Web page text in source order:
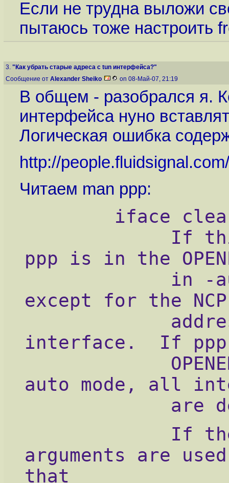
Если не трудна выложи
пытаюсь тоже настроить
3. "Как убрать старые адреса с tun интерфейса?"
Сообщение от Alexander Sheiko on 08-Май-07, 21:19
В общем - разобрался я.
интерфейса нуно
Логическая ошибка
http://
Читаем man ppp:
iface clear
If this
ppp is in the
in -auto
except for the
address
interface.  If
OPENED
auto mode, all
are
If the
arguments are
that